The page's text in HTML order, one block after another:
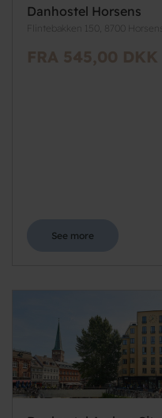
Danhostel Horsens
Flintebakken 150, 8700 Horsens
FRA 545,00 DKK
See more